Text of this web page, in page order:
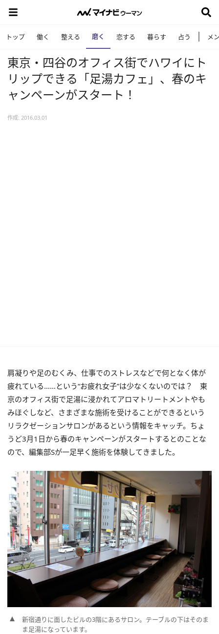
トップ 働く 整える 磨く 恋する 暮らす 占う メ
東京・四谷のオフィス街でハワイにト
リップできる「足湯カフェ」、春のキ
ャンペーンがスタート！
作成: 2016.03.01
肩凝りや足のむくみ、仕事でのストレスなどで何となく体が
疲れている……という“お疲れ女子”は少なくないのでは？ 東
京のオフィス街で足湯に浸かれてアロマトリートメントやも
みほぐしなど、さまざまな施術を受けることができるという
リラクゼーションサロンがあるという情報をキャッチ。ちょ
うど3月1日から春のキャンペーンがスタートするとのことな
ので、編集部Sが一足早く施術を体験してきました。
新宿通りに面したビルの3階にあるサロン。テーブルの下はそのま
ま足湯になっています。